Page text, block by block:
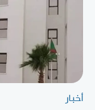
أخبار